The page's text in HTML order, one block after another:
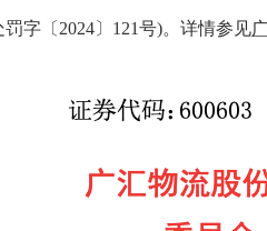
字〔2024〕121号)。详情参见